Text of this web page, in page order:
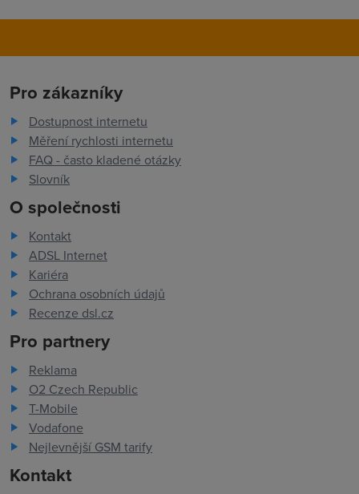
Pro zákazníky
Dostupnost internetu
Měření rychlosti internetu
FAQ - často kladené otázky
Slovník
O společnosti
Kontakt
ADSL Internet
Kariéra
Ochrana osobních údajů
Recenze dsl.cz
Pro partnery
Reklama
O2 Czech Republic
T-Mobile
Vodafone
Nejlevnější GSM tarify
Kontakt